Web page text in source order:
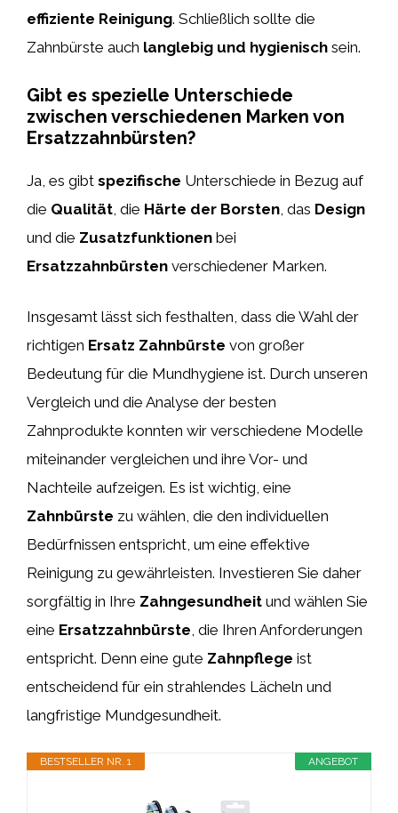
effiziente Reinigung. Schließlich sollte die
Zahnbürste auch langlebig und hygienisch sein.
Gibt es spezielle Unterschiede
zwischen verschiedenen Marken von
Ersatzzahnbürsten?
Ja, es gibt spezifische Unterschiede in Bezug auf
die Qualität , die Härte der Borsten , das Design
und die Zusatzfunktionen bei
Ersatzzahnbürsten verschiedener Marken.
Insgesamt lässt sich festhalten, dass die Wahl der
richtigen Ersatz Zahnbürste von großer
Bedeutung für die Mundhygiene ist. Durch unseren
Vergleich und die Analyse der besten
Zahnprodukte konnten wir verschiedene Modelle
miteinander vergleichen und ihre Vor- und
Nachteile aufzeigen. Es ist wichtig, eine
Zahnbürste zu wählen, die den individuellen
Bedürfnissen entspricht, um eine effektive
Reinigung zu gewährleisten. Investieren Sie daher
sorgfältig in Ihre Zahngesundheit und wählen Sie
eine Ersatzzahnbürste, die Ihren Anforderungen
entspricht. Denn eine gute Zahnpflege ist
entscheidend für ein strahlendes Lächeln und
langfristige Mundgesundheit.
ANGEBOT
BESTSELLER NR. 1